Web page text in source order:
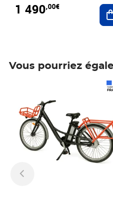
1 490,00€
Vous pourriez